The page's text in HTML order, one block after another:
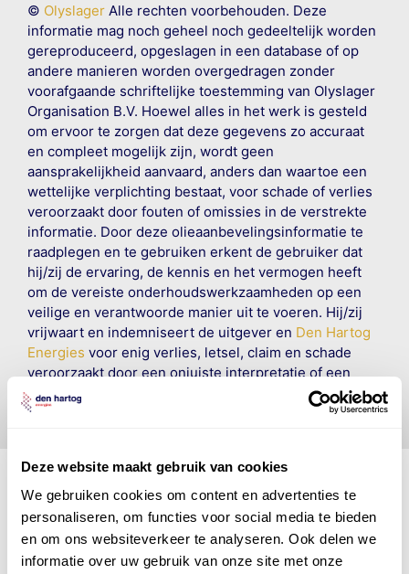
Deze website maakt gebruik van cookies
We gebruiken cookies om content en advertenties te
personaliseren, om functies voor social media te bieden
en om ons websiteverkeer te analyseren. Ook delen we
informatie over uw gebruik van onze site met onze
© OlyslagerAlle rechten voorbehouden. Deze
informatie mag noch geheel noch gedeeltelijk worden
gereproduceerd, opgeslagen in een database of op
andere manieren worden overgedragen zonder
voorafgaande schriftelijke toestemming van Olyslager
Organisation B.V. Hoewel alles in het werk is gesteld
om ervoor te zorgen dat deze gegevens zo accuraat
en compleet mogelijk zijn, wordt geen
aansprakelijkheid aanvaard, anders dan waartoe een
wettelijke verplichting bestaat, voor schade of verlies
veroorzaakt door fouten of omissies in de verstrekte
informatie. Door deze olieaanbevelingsinformatie te
raadplegen en te gebruiken erkent de gebruiker dat
hij/zij de ervaring, de kennis en het vermogen heeft
om de vereiste onderhoudswerkzaamheden op een
veilige en verantwoorde manier uit te voeren. Hij/zij
vrijwaart en indemniseert de uitgever en Den Hartog
Energies voor enig verlies, letsel, claim en schade
veroorzaakt door een onjuiste interpretatie of een
onjuist gebruik van de gepubliceerde gegevens.
Den Hartog Energies
bestaat uit
vier divisies